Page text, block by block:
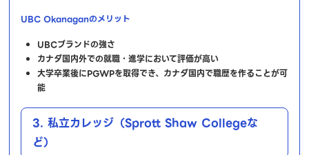
UBC Okanaganのメリット
UBCブランドの強さ
カナダ国内外での就職・進学において評価が高い
大学卒業後にPGWPを取得でき、カナダ国内で職歴を作ることが可
能
3. 私立カレッジ（Sprott Shaw Collegeな
ど）